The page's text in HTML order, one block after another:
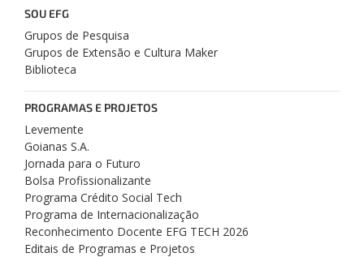
SOU EFG
Grupos de Pesquisa
Grupos de Extensão e Cultura Maker
Biblioteca
PROGRAMAS E PROJETOS
Levemente
Goianas S.A.
Jornada para o Futuro
Bolsa Profissionalizante
Programa Crédito Social Tech
Programa de Internacionalização
Reconhecimento Docente EFG TECH 2026
Editais de Programas e Projetos